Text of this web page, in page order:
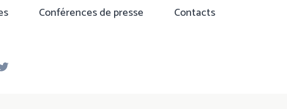
Conférences de presse Contacts